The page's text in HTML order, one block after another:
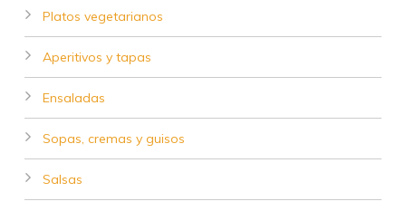
Platos vegetarianos
Aperitivos y tapas
Ensaladas
Sopas, cremas y guisos
Salsas